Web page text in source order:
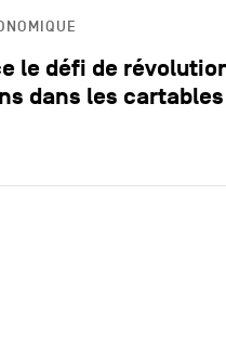
le défi de
dans les cartables